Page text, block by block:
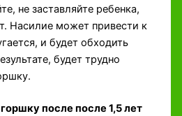
не заставляйте ребенка,
Насилие может привести к
и будет обходить
будет трудно
после после 1,5 лет